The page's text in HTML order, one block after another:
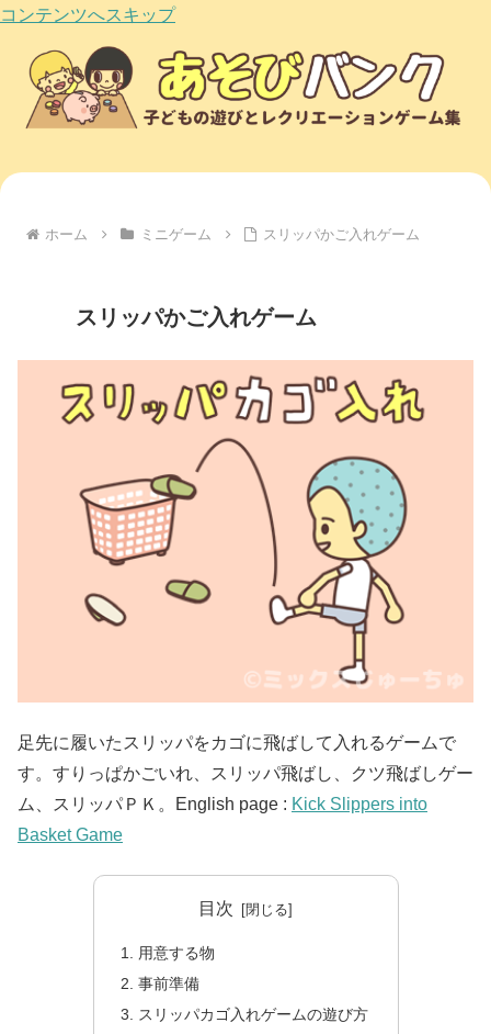
コンテンツへスキップ
ホーム ミニゲーム スリッパかご入れゲーム
スリッパかご入れゲーム
足先に履いたスリッパをカゴに飛ばして入れるゲームで
す。すりっぱかごいれ、スリッパ飛ばし、クツ飛ばしゲー
ム、スリッパＰＫ。English page : Kick Slippers into
Basket Game
目次
用意する物
事前準備
スリッパカゴ入れゲームの遊び方